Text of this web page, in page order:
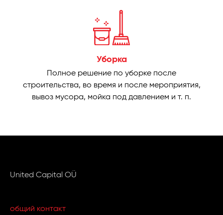
Уборка
Полное решение по уборке после
строительства, во время и после мероприятия,
вывоз мусора, мойка под давлением и т. п.
United Capital OÜ
общий контакт